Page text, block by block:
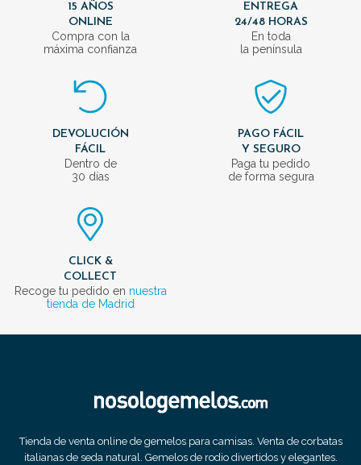
15 AÑOS
ONLINE
Compra con la
máxima confianza
ENTREGA
24/48 HORAS
En toda
la península
DEVOLUCIÓN
FÁCIL
Dentro de
30 días
PAGO FÁCIL
Y SEGURO
Paga tu pedido
de forma segura
CLICK &
COLLECT
Recoge tu pedido en nuestra
tienda de Madrid
Tienda de venta online de gemelos para camisas. Venta de corbatas
italianas de seda natural. Gemelos de rodio divertidos y elegantes.